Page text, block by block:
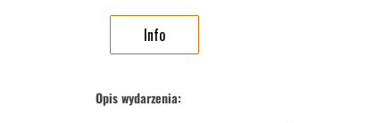
Info
Opis wydarzenia: